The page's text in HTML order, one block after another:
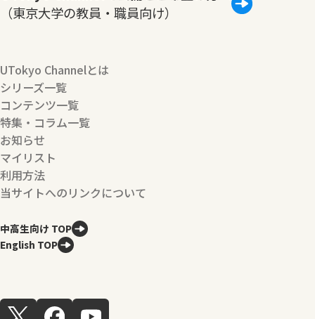
（東京大学の教員・職員向け）
UTokyo Channelとは
シリーズ一覧
コンテンツ一覧
特集・コラム一覧
お知らせ
マイリスト
利用方法
当サイトへのリンクについて
中高生向け TOP
English TOP